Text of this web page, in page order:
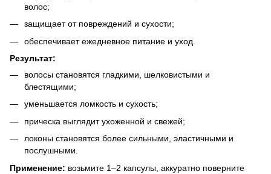
волос;
защищает от повреждений и сухости;
обеспечивает ежедневное питание и уход.
Результат:
волосы становятся гладкими, шелковистыми и
блестящими;
уменьшается ломкость и сухость;
прическа выглядит ухоженной и свежей;
локоны становятся более сильными, эластичными и
послушными.
Применение: возьмите 1–2 капсулы, аккуратно поверните